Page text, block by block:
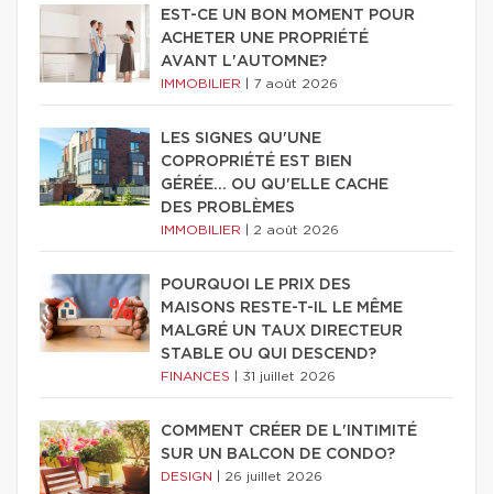
EST-CE UN BON MOMENT POUR
ACHETER UNE PROPRIÉTÉ
AVANT L'AUTOMNE?
IMMOBILIER 7 août 2026
LES SIGNES QU'UNE
COPROPRIÉTÉ EST BIEN
GÉRÉE… OU QU'ELLE CACHE
DES PROBLÈMES
IMMOBILIER 2 août 2026
POURQUOI LE PRIX DES
MAISONS RESTE-T-IL LE MÊME
MALGRÉ UN TAUX DIRECTEUR
STABLE OU QUI DESCEND?
FINANCES 31 juillet 2026
COMMENT CRÉER DE L'INTIMITÉ
SUR UN BALCON DE CONDO?
DESIGN 26 juillet 2026